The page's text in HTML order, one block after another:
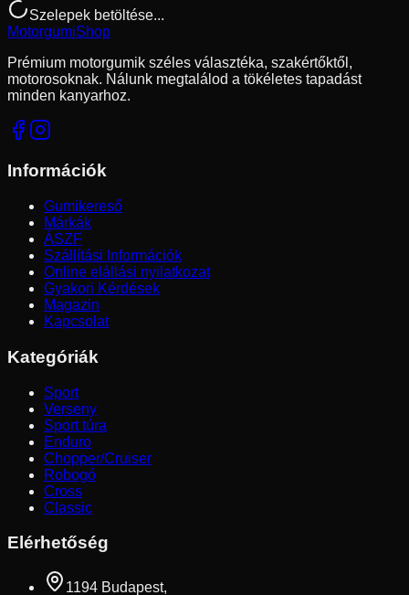
Szelepek betöltése...
MotorgumiShop
Prémium motorgumik széles választéka, szakértőktől,
motorosoknak. Nálunk megtalálod a tökéletes tapadást
minden kanyarhoz.
Információk
Gumikereső
Márkák
ÁSZF
Szállítási Információk
Online elállási nyilatkozat
Gyakori Kérdések
Magazin
Kapcsolat
Kategóriák
Sport
Verseny
Sport túra
Enduro
Chopper/Cruiser
Robogó
Cross
Classic
Elérhetőség
1194 Budapest,